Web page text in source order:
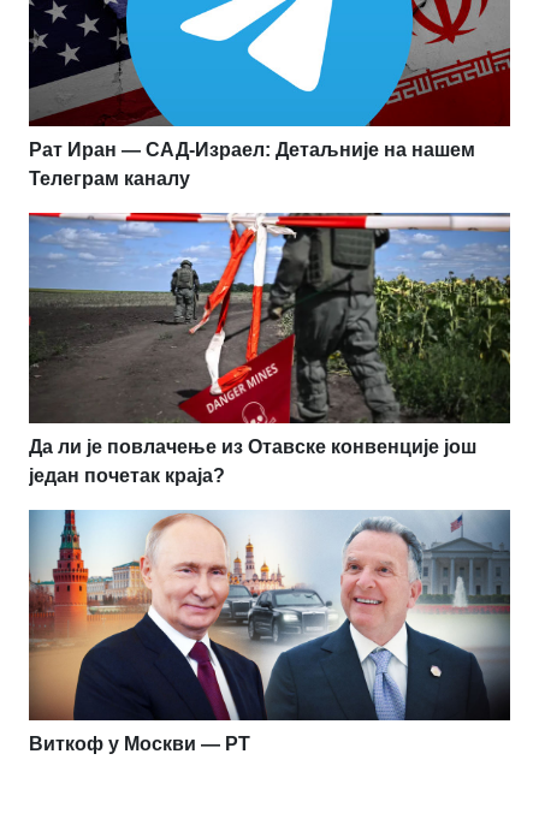
Рат Иран — САД-Израел: Детаљније на нашем
Телеграм каналу
Да ли је повлачење из Отавске конвенције још
један почетак краја?
Виткоф у Москви — РТ